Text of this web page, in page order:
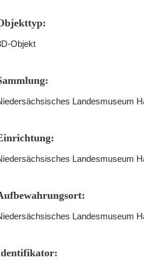
Objekt
Landesmuseum
Landesmuseum
Landesmuseum